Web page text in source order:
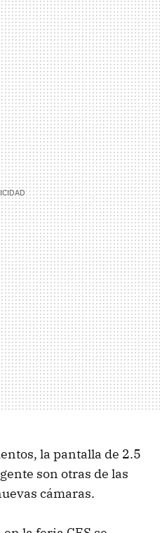
la pantalla de 2.5
son otras de las
cámaras.